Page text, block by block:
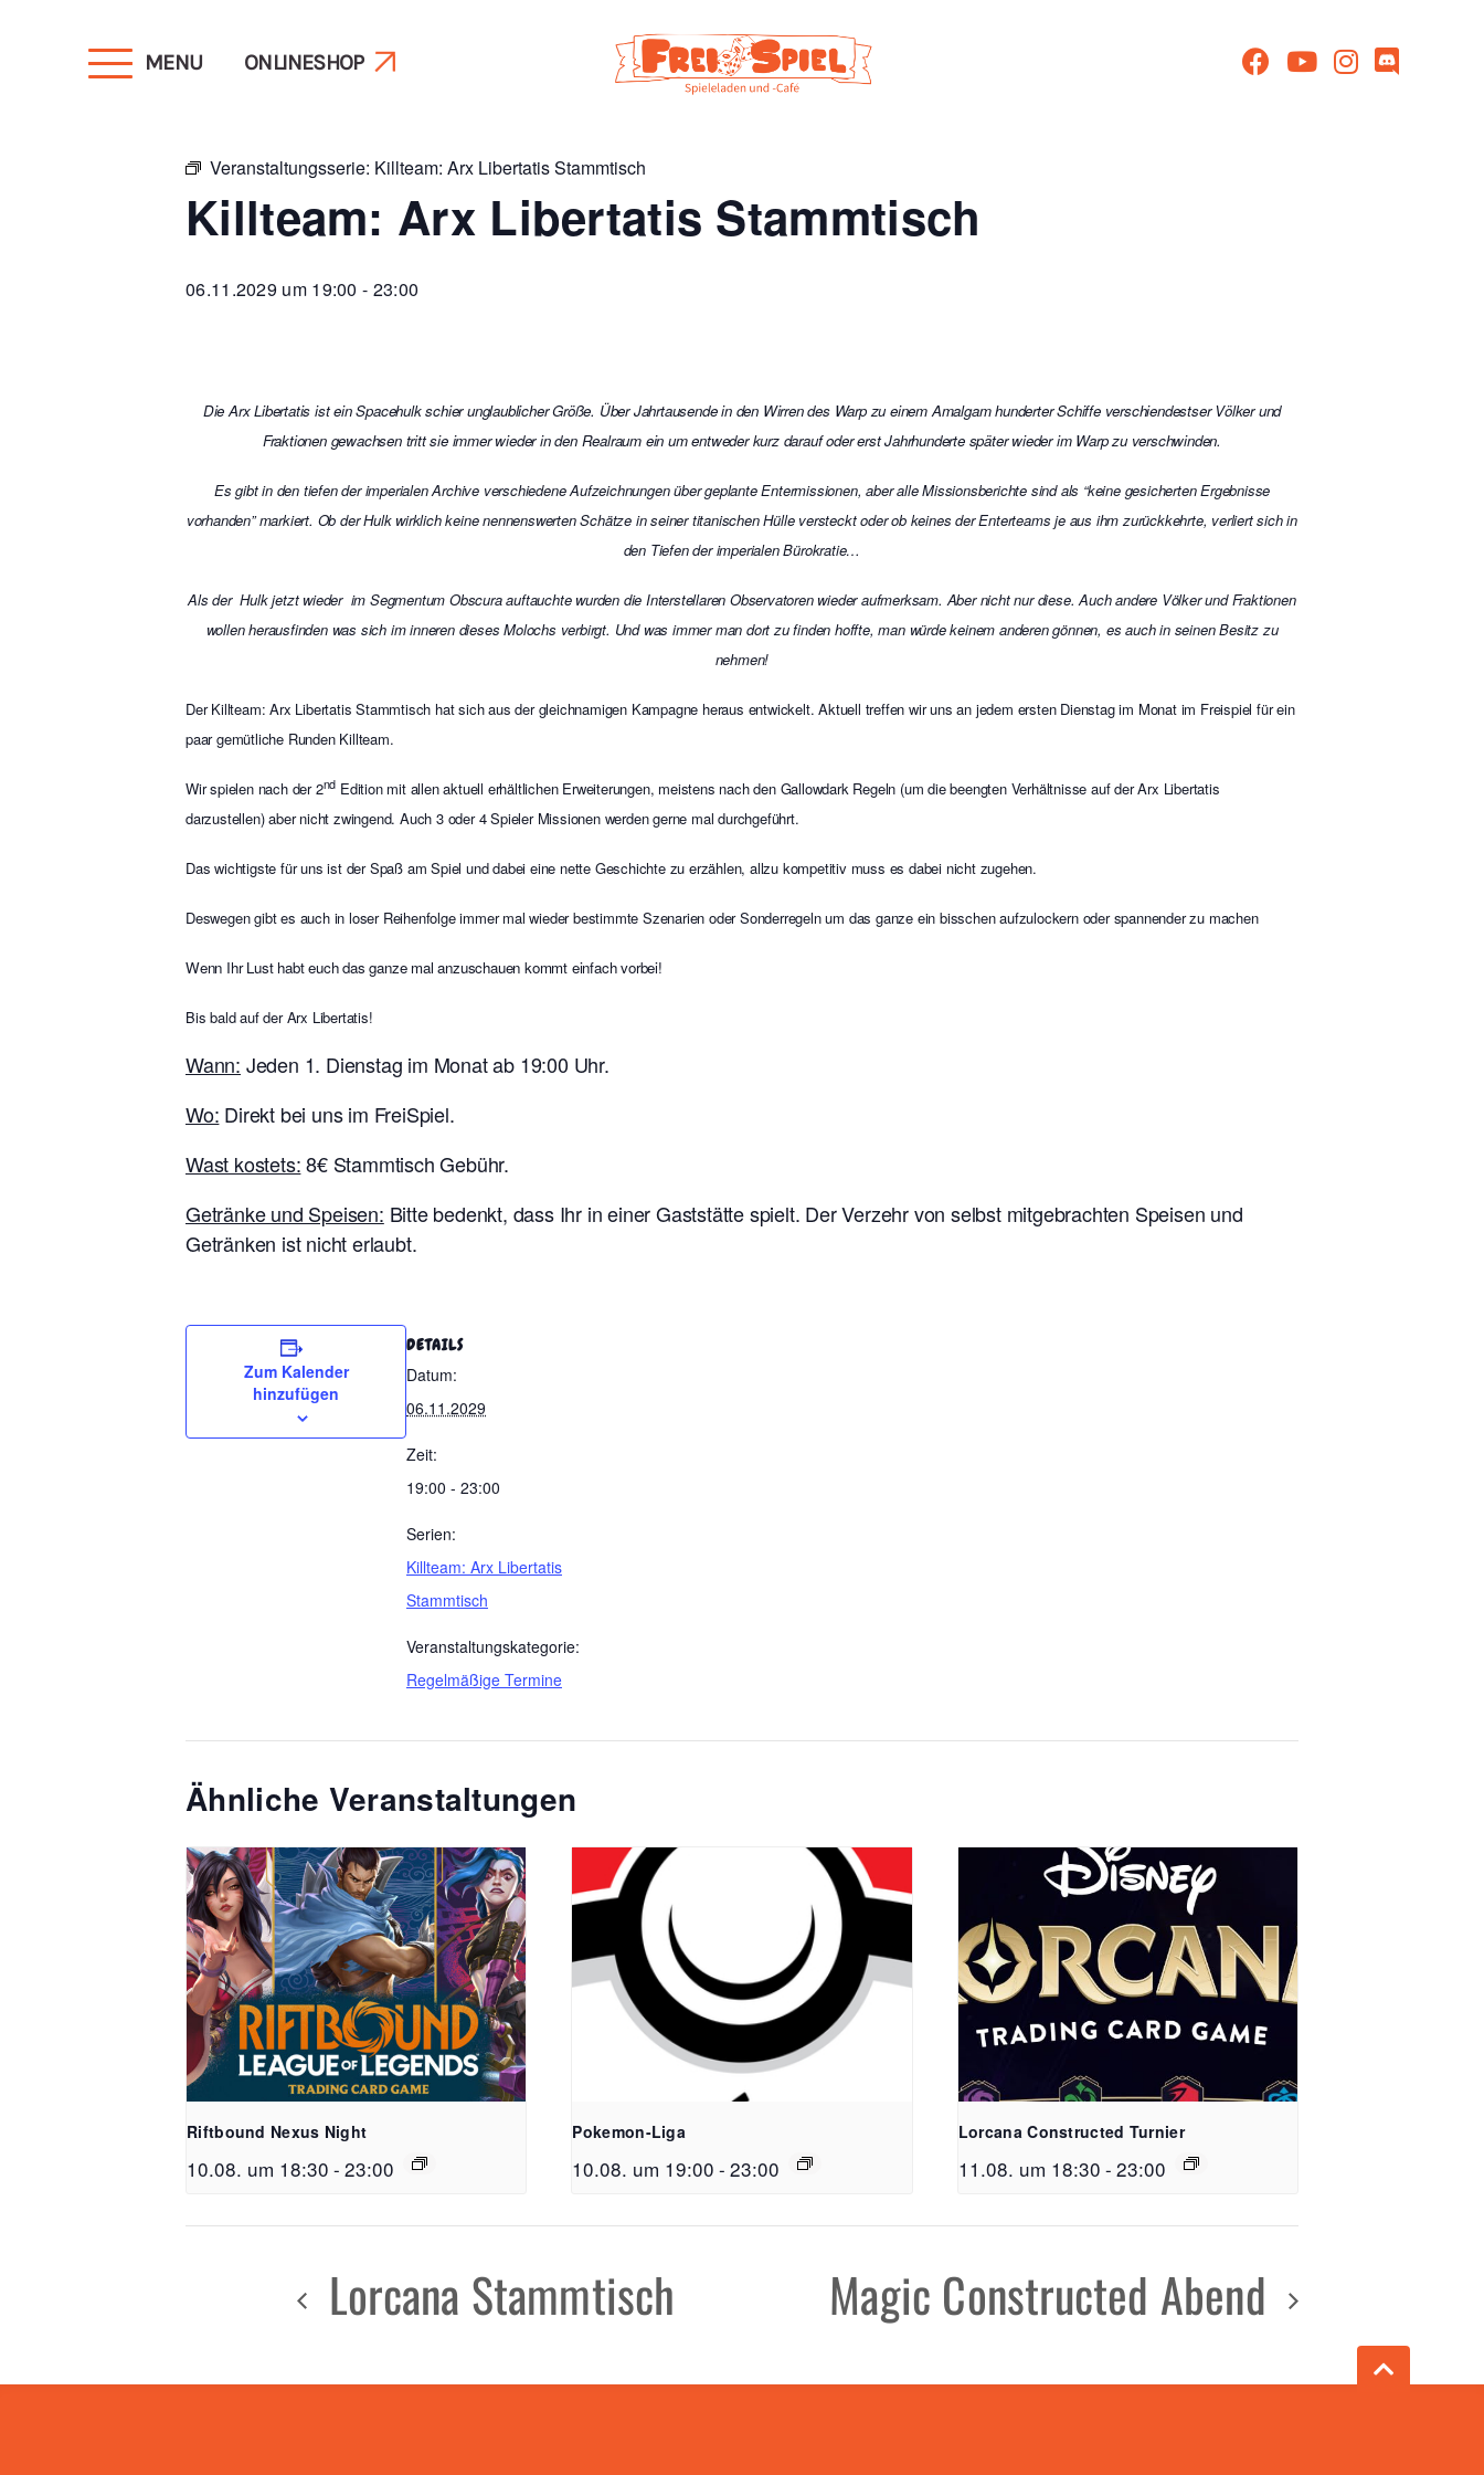
MENU ONLINESHOP
FreiSpiel
Telefon:0761 / 59 51 64 26
Veranstaltungsserie: Killteam: Arx Libertatis Stammtisch
Killteam: Arx Libertatis Stammtisch
06.11.2029 um 19:00 - 23:00
Die Arx Libertatis ist ein Spacehulk schier unglaublicher Größe. Über Jahrtausende in den Wirren des Warp zu einem Amalgam hunderter Schiffe verschiendestser Völker und
Fraktionen gewachsen tritt sie immer wieder in den Realraum ein um entweder kurz darauf oder erst Jahrhunderte später wieder im Warp zu verschwinden.
Es gibt in den tiefen der imperialen Archive verschiedene Aufzeichnungen über geplante Entermissionen, aber alle Missionsberichte sind als “keine gesicherten Ergebnisse
vorhanden” markiert. Ob der Hulk wirklich keine nennenswerten Schätze in seiner titanischen Hülle versteckt oder ob keines der Enterteams je aus ihm zurückkehrte, verliert sich in
den Tiefen der imperialen Bürokratie…
Als der Hulk jetzt wieder im Segmentum Obscura auftauchte wurden die Interstellaren Observatoren wieder aufmerksam. Aber nicht nur diese. Auch andere Völker und Fraktionen
wollen herausfinden was sich im inneren dieses Molochs verbirgt. Und was immer man dort zu finden hoffte, man würde keinem anderen gönnen, es auch in seinen Besitz zu
nehmen!
Der Killteam: Arx Libertatis Stammtisch hat sich aus der gleichnamigen Kampagne heraus entwickelt. Aktuell treffen wir uns an jedem ersten Dienstag im Monat im Freispiel für ein
paar gemütliche Runden Killteam.
Wir spielen nach der 2nd Edition mit allen aktuell erhältlichen Erweiterungen, meistens nach den Gallowdark Regeln (um die beengten Verhältnisse auf der Arx Libertatis
darzustellen) aber nicht zwingend. Auch 3 oder 4 Spieler Missionen werden gerne mal durchgeführt.
Das wichtigste für uns ist der Spaß am Spiel und dabei eine nette Geschichte zu erzählen, allzu kompetitiv muss es dabei nicht zugehen.
Deswegen gibt es auch in loser Reihenfolge immer mal wieder bestimmte Szenarien oder Sonderregeln um das ganze ein bisschen aufzulockern oder spannender zu machen
Wenn Ihr Lust habt euch das ganze mal anzuschauen kommt einfach vorbei!
Bis bald auf der Arx Libertatis!
Wann: Jeden 1. Dienstag im Monat ab 19:00 Uhr.
Wo: Direkt bei uns im FreiSpiel.
Wast kostets:8€ Stammtisch Gebühr.
Getränke und Speisen: Bitte bedenkt, dass Ihr in einer Gaststätte spielt. Der Verzehr von selbst mitgebrachten Speisen und
Getränken ist nicht erlaubt.
Zum Kalender
hinzufügen
DETAILS
Datum:
06.11.2029
Zeit:
19:00 - 23:00
Serien:
Killteam: Arx Libertatis
Stammtisch
Veranstaltungskategorie:
Regelmäßige Termine
Ähnliche Veranstaltungen
Riftbound Nexus Night
10.08. um 18:30 - 23:00
Pokemon-Liga
10.08. um 19:00 - 23:00
Lorcana Constructed Turnier
11.08. um 18:30 - 23:00
Lorcana Stammtisch Magic Constructed Abend